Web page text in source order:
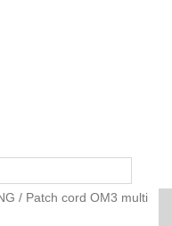
/ Patch cord OM3 multi